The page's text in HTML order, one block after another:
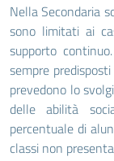
Nella Secondaria
sono limitati ai
supporto
sempre
prevedono lo
delle abilità
percentuale di
classi non